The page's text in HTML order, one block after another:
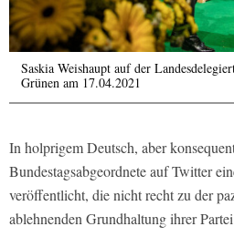
Saskia Weishaupt auf der
Grünen am 17.04.2021
In holprigem Deutsch, aber
Bundestagsabgeordnete auf Twitter
veröffentlicht, die nicht recht zu der
ablehnenden Grundhaltung ihrer